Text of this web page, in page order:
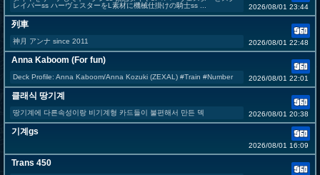
レイパーss ハーヴェスターをL素材に機械仕掛けの騎士ss ...
2026/08/01 23:44
列車
神月 アンナ since 2011 2026/08/01 22:48
Anna Kaboom (For fun)
Deck Profile: Anna Kaboom/Anna Kozuki (ZEXAL) #Train #Number 2026/08/01 22:01
클래식 땅기계
땅기계에 다른속성이랑 비기계형 카드들이 불편해서 만든 덱 2026/08/01 20:38
기계gs
2026/08/01 16:09
Trans 450